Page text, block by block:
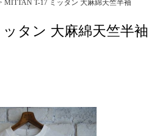
MITTAN T-17 ミッタン 大麻綿天竺半袖
タン 大麻綿天竺半袖